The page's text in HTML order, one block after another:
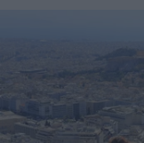
ΕΚΛΟΓΕΣ
ΤΕΧΝΟΛΟΓΙΑ
DESIGN